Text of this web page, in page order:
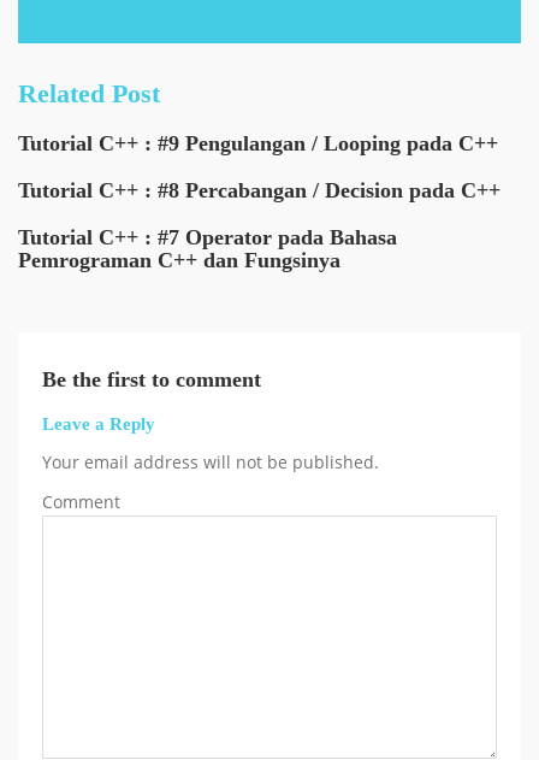
Related Post
Tutorial C++ : #9 Pengulangan / Looping pada C++
Tutorial C++ : #8 Percabangan / Decision pada C++
Tutorial C++ : #7 Operator pada Bahasa
Pemrograman C++ dan Fungsinya
Be the first to comment
Leave a Reply
Your email address will not be published.
Comment